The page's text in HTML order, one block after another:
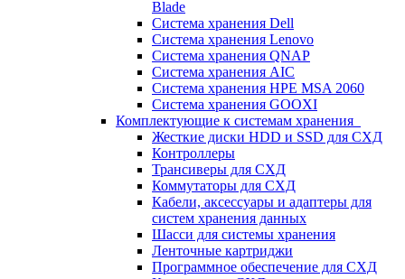
Blade
Система хранения Dell
Система хранения Lenovo
Система хранения QNAP
Система хранения AIC
Система хранения HPE MSA 2060
Система хранения GOOXI
Комплектующие к системам хранения
Жесткие диски HDD и SSD для СХД
Контроллеры
Трансиверы для СХД
Коммутаторы для СХД
Кабели, аксессуары и адаптеры для
систем хранения данных
Шасси для системы хранения
Ленточные картриджи
Программное обеспечение для СХД